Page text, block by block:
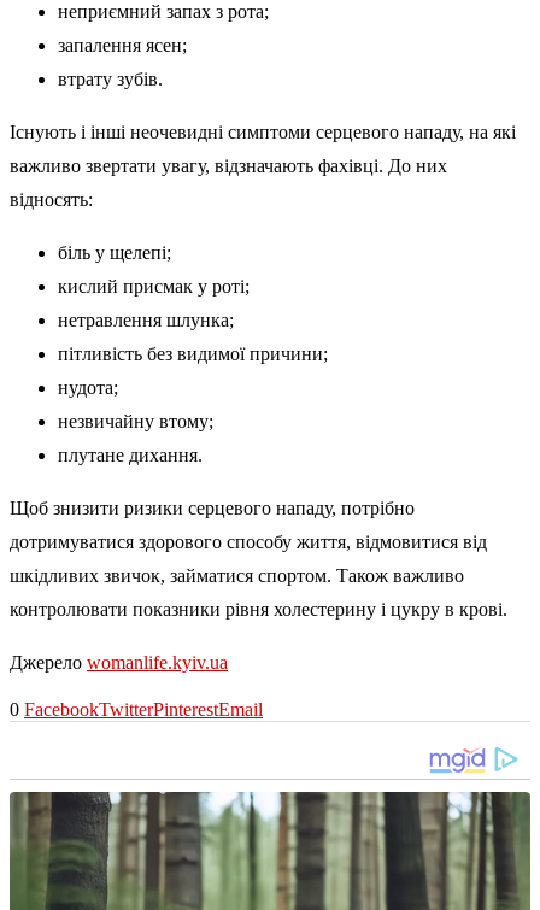
неприємний запах з рота;
запалення ясен;
втрату зубів.
Існують і інші неочевидні симптоми серцевого нападу, на які
важливо звертати увагу, відзначають фахівці. До них
відносять:
біль у щелепі;
кислий присмак у роті;
нетравлення шлунка;
пітливість без видимої причини;
нудота;
незвичайну втому;
плутане дихання.
Щоб знизити ризики серцевого нападу, потрібно
дотримуватися здорового способу життя, відмовитися від
шкідливих звичок, займатися спортом. Також важливо
контролювати показники рівня холестерину і цукру в крові.
Джерело womanlife.kyiv.ua
0 FacebookTwitterPinterestEmail